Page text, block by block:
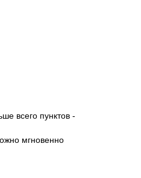
всего пунктов -
мгновенно